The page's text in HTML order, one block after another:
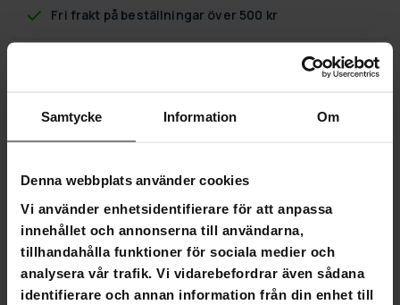
Samtycke Information Om
Denna webbplats använder cookies
Vi använder enhetsidentifierare för att anpassa
innehållet och annonserna till användarna,
tillhandahålla funktioner för sociala medier och
analysera vår trafik. Vi vidarebefordrar även sådana
identifierare och annan information från din enhet till
Fri frakt på beställningar över 500 kr
Snabb & pålitlig kundtjänst
Fornorth Presenning för garagetält
3,2x6m, mörkgrå